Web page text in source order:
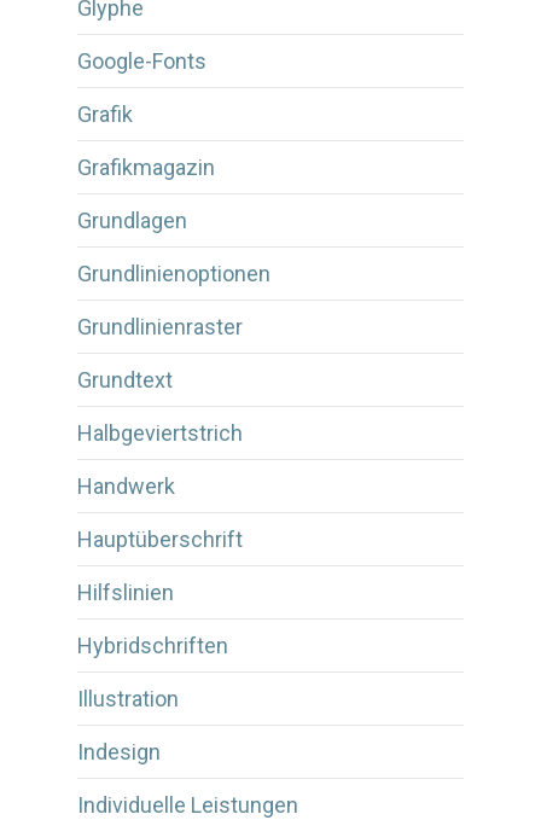
Glyphe
Google-Fonts
Grafik
Grafikmagazin
Grundlagen
Grundlinienoptionen
Grundlinienraster
Grundtext
Halbgeviertstrich
Handwerk
Hauptüberschrift
Hilfslinien
Hybridschriften
Illustration
Indesign
Individuelle Leistungen